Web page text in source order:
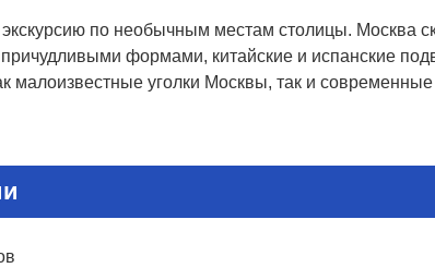
по необычным местам столицы. Москва
формами, китайские и испанские
малоизвестные уголки Москвы, так и